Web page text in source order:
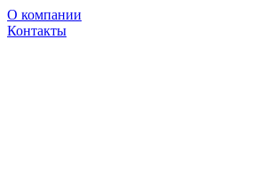
О компании
Контакты